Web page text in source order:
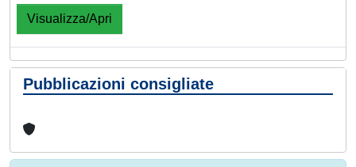
Visualizza/Apri
Pubblicazioni consigliate